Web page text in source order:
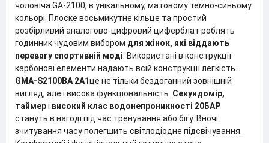
чоловіча GA-2100, в унікальному, матовому темно-синьому
кольорі. Плоске восьмикутне кільце та простий
розбірливий аналогово-цифровий циферблат роблять
годинник чудовим вибором для жінок, які віддають
перевагу спортивній моді . Використані в конструкції
карбонові елементи надають всій конструкції легкість.
GMA-S2100BA 2A1це не тільки бездоганний зовнішній
вигляд, але і висока функціональність. Секундомір,
таймері високий клас водонепроникності 20БАР
стануть в нагоді під час тренування або бігу. Вночі
зчитування часу полегшить світлодіодне підсвічування.